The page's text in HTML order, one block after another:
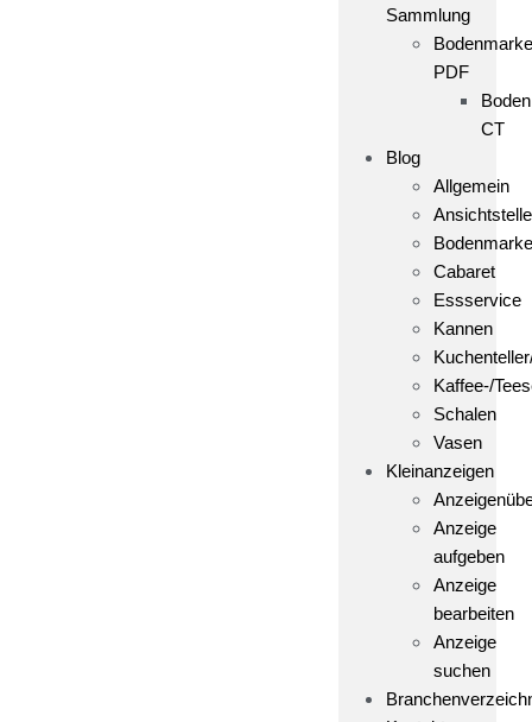
Sammlung
PDF
CT
Blog
Allgemein
Cabaret
Essservice
Kannen
Kaffee-/
Schalen
Vasen
Kleinanzeigen
Anzeige
aufgeben
Anzeige
bearbeiten
Anzeige
suchen